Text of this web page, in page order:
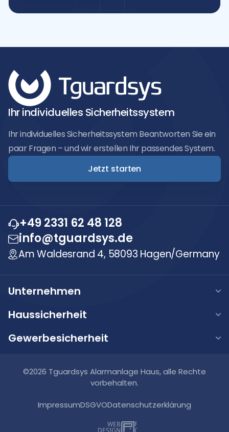
Ihr individuelles Sicherheitssystem
Ihr individuelles Sicherheitssystem Beantworten Sie ein
paar Fragen – und wir erstellen Ihr passendes System.
Jetzt starten
+49 2331 62 48 128
info@tguardsys.de
Am Waldesrand 4, 58093 Hagen/Germany
Unternehmen
Karriere
Blog
Haussicherheit
Smart Home Systeme
Gewerbesicherheit
Gewerbe Videoüberwachung
Gewerbe Brandmeldeanlagen
Gewerbe Zutrittskontrollsysteme
©2026 Tguardsys Alarmanlage Haus, alle Rechte
vorbehalten.
ImpressumDSGVODatenschutzerklärung
WEB